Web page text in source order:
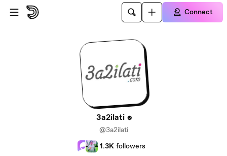
Skip to main content
Connect
3a2ilati
@3a2ilati
1.3K followers